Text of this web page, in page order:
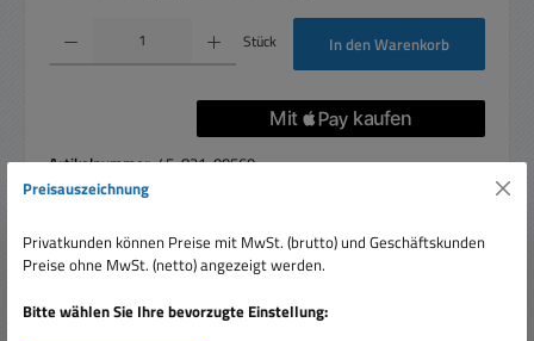
Produkt Anzahl: Gib den gewünschten Wert ein oder benutze die Schaltflächen um
Stück In den Warenkorb
Artikelnummer:45-821-00560
Beschreibung
M8 Ringschuh mit Durchgangsloch für M8 Schrauben
Preisauszeichnung
Privatkunden können Preise mit MwSt. (brutto) und Geschäftskunden
Preise ohne MwSt. (netto) angezeigt werden.
Bitte wählen Sie Ihre bevorzugte Einstellung: